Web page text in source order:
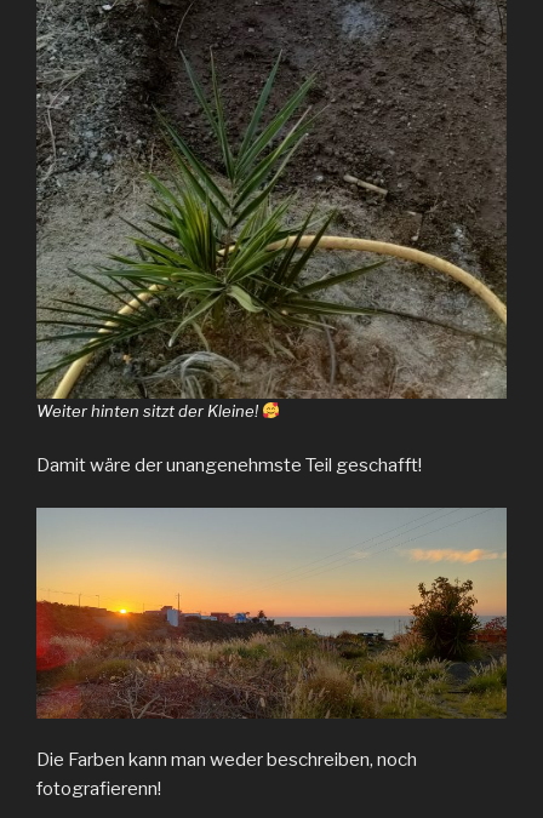
Weiter hinten sitzt der Kleine!
Damit wäre der unangenehmste Teil geschafft!
Die Farben kann man weder beschreiben, noch
fotografierenn!